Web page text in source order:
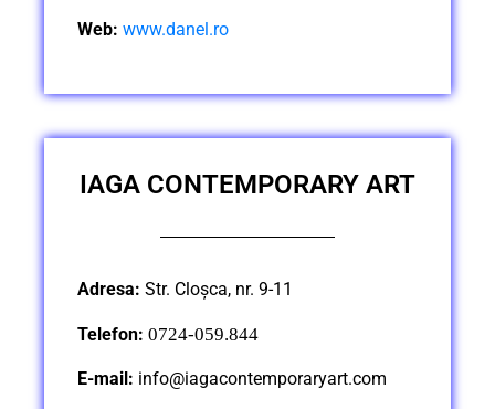
Web: www.danel.ro
IAGA CONTEMPORARY ART
Adresa: Str. Cloșca, nr. 9-11
Telefon: 0724-059.844
E-mail: info@iagacontemporaryart.com